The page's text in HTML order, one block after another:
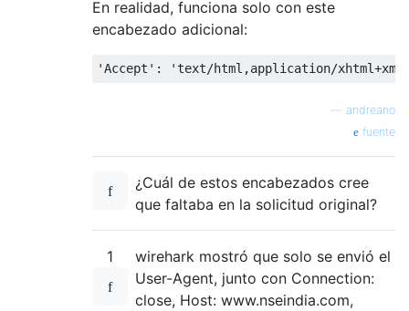
En realidad, funciona solo con este
encabezado adicional:
'Accept' : 'text/html,application/
andreano
fuente
¿Cuál de estos encabezados cree
que faltaba en la solicitud original?
1
wirehark mostró que solo se envió el
User-Agent, junto con Connection:
close, Host: www.nseindia.com,